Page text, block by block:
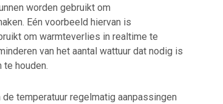
worden gebruikt om
Eén voorbeeld hiervan is
om warmteverlies in realtime te
van het aantal wattuur dat nodig is
houden.
temperatuur regelmatig aanpassingen